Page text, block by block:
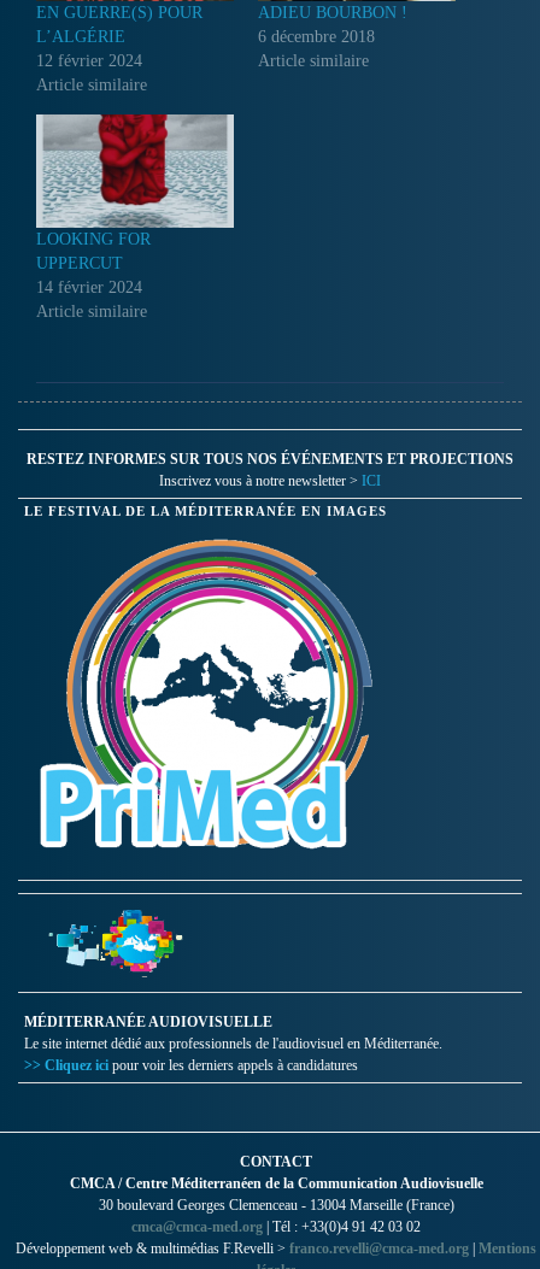
EN GUERRE(S) POUR
L’ALGÉRIE
12 février 2024
Article similaire
ADIEU BOURBON !
6 décembre 2018
Article similaire
LOOKING FOR
UPPERCUT
14 février 2024
Article similaire
RESTEZ INFORMES SUR TOUS NOS ÉVÉNEMENTS ET PROJECTIONS
Inscrivez vous à notre newsletter > ICI
LE FESTIVAL DE LA MÉDITERRANÉE EN IMAGES
MÉDITERRANÉE AUDIOVISUELLE
Le site internet dédié aux professionnels de l'audiovisuel en Méditerranée.
>> Cliquez ici pour voir les derniers appels à candidatures
CONTACT
CMCA / Centre Méditerranéen de la Communication Audiovisuelle
30 boulevard Georges Clemenceau - 13004 Marseille (France)
cmca@cmca-med.org | Tél : +33(0)4 91 42 03 02
Développement web & multimédias F.Revelli > franco.revelli@cmca-med.org | Mentions